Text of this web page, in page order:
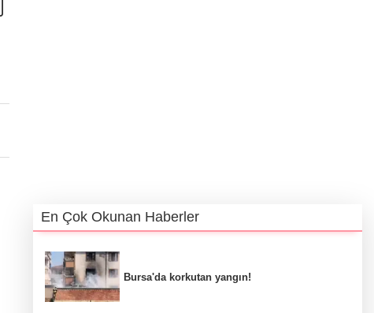
En Çok Okunan Haberler
Bursa'da korkutan yangın!